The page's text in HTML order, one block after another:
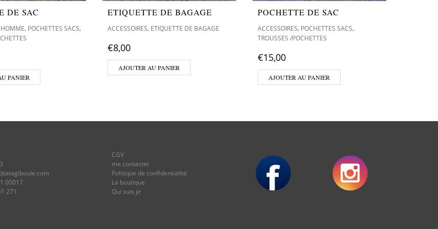
DE SAC
HOMME, POCHETTES SACS,
PANIER
ETIQUETTE DE BAGAGE
ACCESSOIRES, ETIQUETTE DE BAGAGE
€8,00
AJOUTER AU PANIER
POCHETTE DE SAC
ACCESSOIRES, POCHETTES SACS,
TROUSSES /POCHETTES
€15,00
AJOUTER AU PANIER
00017
271
CGV
me contacter
Politique de confidentialité
La boutique
Qui suis je